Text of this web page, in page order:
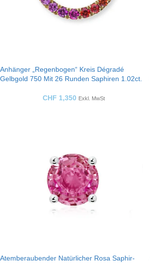
Anhänger „Regenbogen“ Kreis Dégradé
Gelbgold 750 Mit 26 Runden Saphiren 1.02ct.
CHF 1,350 Exkl. MwSt
Atemberaubender Natürlicher Rosa Saphir-